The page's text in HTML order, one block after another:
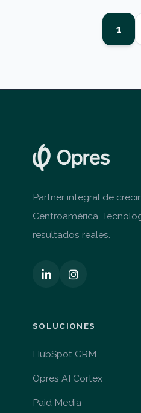
1
Partner integral de
Centroamérica.
resultados reales.
SOLUCIONES
HubSpot CRM
Opres AI Cortex
Paid Media